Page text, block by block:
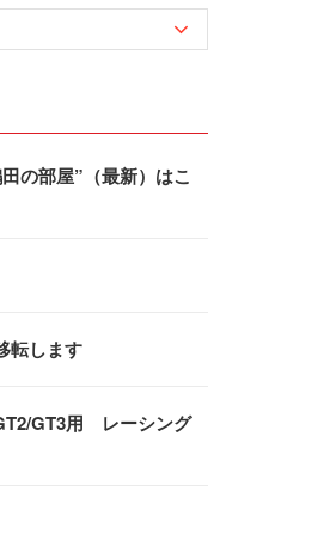
の部屋”（最新）はこ
転します
GT3用 レーシング